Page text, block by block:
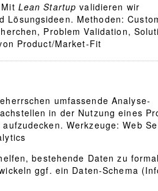
Lean Startup validieren wir
Lösungsideen. Methoden:
Problem Validation,
Product/Market-Fit
umfassende Analyse-
in der Nutzung eines
Werkzeuge: Web
bestehende Daten zu
ggf. ein Daten-Schema